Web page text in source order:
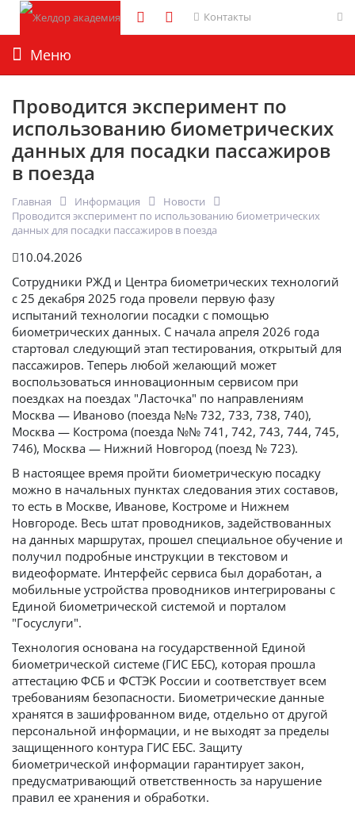
Контакты
Меню
Проводится эксперимент по
использованию биометрических
данных для посадки пассажиров
в поезда
Главная Информация
Новости
Проводится эксперимент по использованию биометрических
данных для посадки пассажиров в поезда
10.04.2026
Сотрудники РЖД и Центра биометрических технологий
с 25 декабря 2025 года провели первую фазу
испытаний технологии посадки с помощью
биометрических данных. С начала апреля 2026 года
стартовал следующий этап тестирования, открытый для
пассажиров. Теперь любой желающий может
воспользоваться инновационным сервисом при
поездках на поездах "Ласточка" по направлениям
Москва — Иваново (поезда №№ 732, 733, 738, 740),
Москва — Кострома (поезда №№ 741, 742, 743, 744, 745,
746), Москва — Нижний Новгород (поезд № 723).
В настоящее время пройти биометрическую посадку
можно в начальных пунктах следования этих составов,
то есть в Москве, Иванове, Костроме и Нижнем
Новгороде. Весь штат проводников, задействованных
на данных маршрутах, прошел специальное обучение и
получил подробные инструкции в текстовом и
видеоформате. Интерфейс сервиса был доработан, а
мобильные устройства проводников интегрированы с
Единой биометрической системой и порталом
"Госуслуги".
Технология основана на государственной Единой
биометрической системе (ГИС ЕБС), которая прошла
аттестацию ФСБ и ФСТЭК России и соответствует всем
требованиям безопасности. Биометрические данные
хранятся в зашифрованном виде, отдельно от другой
персональной информации, и не выходят за пределы
защищенного контура ГИС ЕБС. Защиту
биометрической информации гарантирует закон,
предусматривающий ответственность за нарушение
правил ее хранения и обработки.